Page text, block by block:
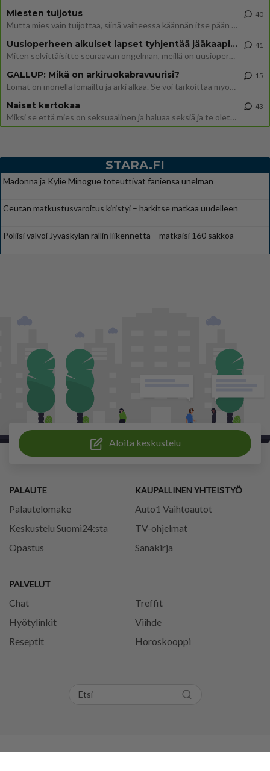
Miesten tuijotus
Mutta mies vain tuijottaa, siinä vaiheessa käännän itse pään pois. Mikä juttu? Yleensä jos joku tuijottaa tai katsoo, hä
40
Uusioperheen aikuiset lapset tyhjentää jääkaapin käydessään
Miten selvittäisitte seuraavan ongelman, meillä on uusioperhe, minulla teini-ikäiset lapset ja puolisolla aikuiset, jotk
41
GALLUP: Mikä on arkiruokabravuurisi?
Lomat on monella lomailtu ja arki alkaa. Se voi tarkoittaa myös sitä, että grillailut on grillattu ja palataan arjen ruo
15
Naiset kertokaa
Miksi se että mies on seksuaalinen ja haluaa seksiä ja te olette hänen mielestänne haluttava on vastenmielistä? Mikä sii
43
STARA.FI
Madonna ja Kylie Minogue toteuttivat faniensa unelman
Ceutan matkustusvaroitus kiristyi – harkitse matkaa uudelleen
Poliisi valvoi Jyväskylän rallin liikennettä – mätkäisi 160 sakkoa
Aloita keskustelu
PALAUTE
Palautelomake
Keskustelu Suomi24:sta
Opastus
PALVELUT
Chat
Treffit
Hyötylinkit
Viihde
Reseptit
Horoskooppi
KAUPALLINEN YHTEISTYÖ
Auto1 Vaihtoautot
TV-ohjelmat
Sanakirja